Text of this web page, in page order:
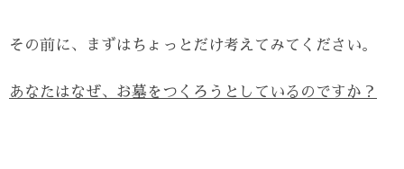
その前に、まずはちょっとだけ考えてみてください。
あなたはなぜ、お墓をつくろうとしているのですか？